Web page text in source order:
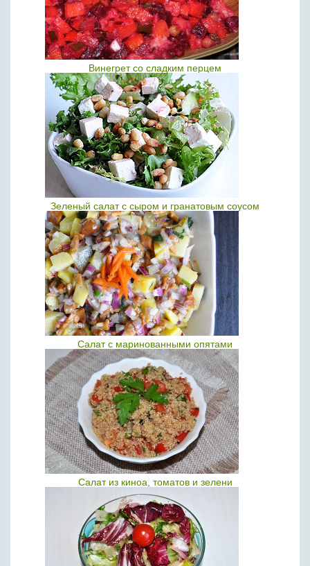
Винегрет со сладким перцем
Зеленый салат с сыром и гранатовым соусом
Салат с маринованными опятами
Салат из киноа, томатов и зелени